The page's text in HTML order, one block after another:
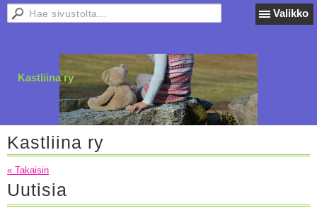
Valikko
Kastliina ry
Kastliina ry
« Takaisin
Uutisia